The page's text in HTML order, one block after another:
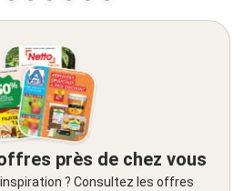
près de chez vous
? Consultez les offres